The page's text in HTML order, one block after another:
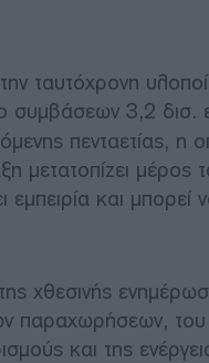
ταυτόχρονη
συμβάσεων 3,2 δισ.
πενταετίας, η
μετατοπίζει μέρος
και μπορεί
χθεσινής
παραχωρήσεων,
και της